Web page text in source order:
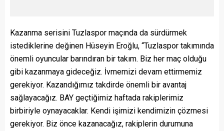
Kazanma serisini Tuzlaspor maçında da sürdürmek
istediklerine değinen Hüseyin Eroğlu, “Tuzlaspor takımında
önemli oyuncular barındıran bir takım. Biz her maç olduğu
gibi kazanmaya gideceğiz. İvmemizi devam ettirmemiz
gerekiyor. Kazandığımız takdirde önemli bir avantaj
sağlayacağız. BAY geçtiğimiz haftada rakiplerimiz
birbiriyle oynayacaklar. Kendi işimizi kendimizin çözmesi
gerekiyor. Biz önce kazanacağız, rakiplerin durumuna